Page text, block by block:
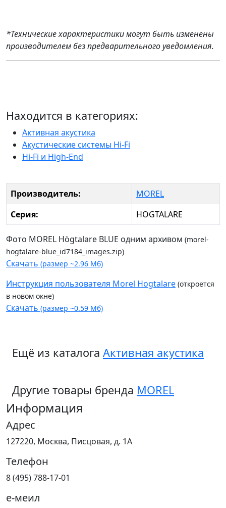
*Технические характеристики могут быть изменены
производителем без предварительного уведомления.
Находится в категориях:
Активная акустика
Акустические системы Hi-Fi
Hi-Fi и High-End
Производитель:
MOREL
Серия:
HOGTALARE
Фото MOREL Högtalare BLUE одним архивом (morel-
hogtalare-blue_id7184_images.zip)
Скачать (размер ~2.96 Мб)
Инструкция пользователя Morel Hogtalare (откроется
в новом окне)
Скачать (размер ~0.59 Мб)
Ещё из каталога Активная акустика
Другие товары бренда MOREL
Информация
Адрес
127220, Москва, Писцовая, д. 1А
Телефон
8 (495) 788-17-01
е-меил